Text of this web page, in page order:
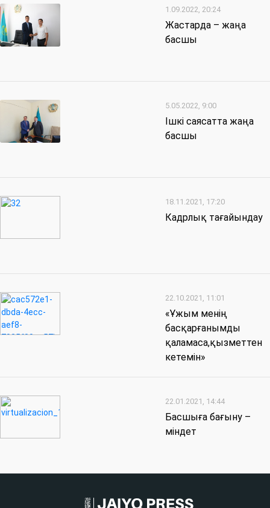
1.09.2022, 20:24
Жастарда – жаңа
басшы
5.05.2022, 9:00
Ішкі саясатта жаңа
басшы
18.11.2021, 17:20
Кадрлық тағайындау
22.10.2021, 11:01
«Ұжым менің
басқарғанымды
қаламаса,қызметтен
кетемін»
22.01.2021, 14:44
Басшыға бағыну –
міндет